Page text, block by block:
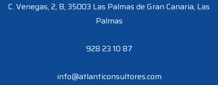
C. Venegas, 2, B, 35003 Las Palmas de Gran Canaria, Las
Palmas
928 23 10 87
info@atlanticonsultores.com